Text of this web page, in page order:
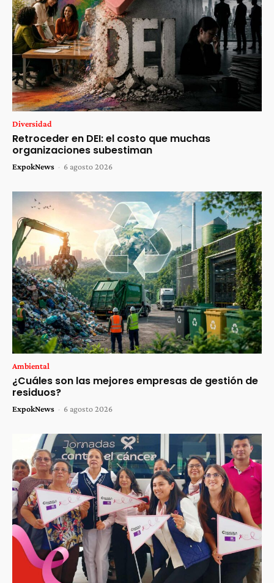
Diversidad
Retroceder en DEI: el costo que muchas
organizaciones subestiman
ExpokNews - 6 agosto 2026
Ambiental
¿Cuáles son las mejores empresas de gestión de
residuos?
ExpokNews - 6 agosto 2026